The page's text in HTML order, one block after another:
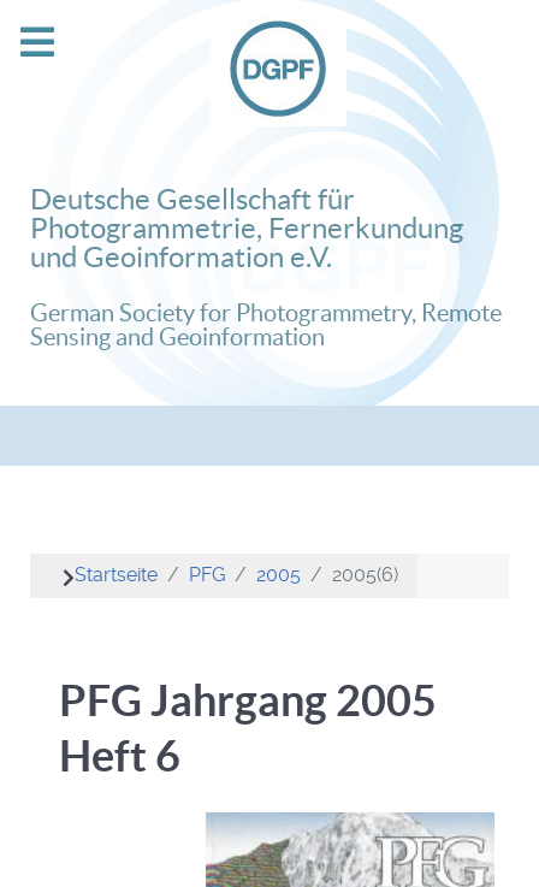
Deutsche Gesellschaft für
Photogrammetrie, Fernerkundung
und Geoinformation e.V.
German Society for Photogrammetry, Remote
Sensing and Geoinformation
Startseite PFG 2005 2005(6)
PFG Jahrgang 2005
Heft 6